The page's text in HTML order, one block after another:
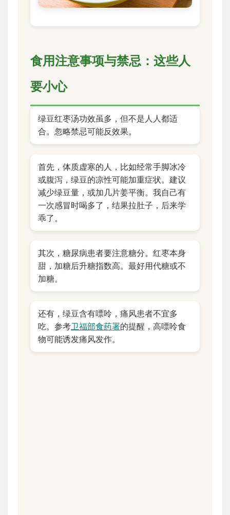
食用注意事项与禁忌：这些人
要小心
绿豆红枣汤功效虽多，但不是人人都适
合。忽略禁忌可能反效果。
首先，体质虚寒的人，比如经常手脚冰冷
或腹泻，绿豆的凉性可能加重症状。建议
减少绿豆量，或加几片姜平衡。我自己有
一次感冒时喝多了，结果拉肚子，后来学
乖了。
其次，糖尿病患者要注意糖分。红枣本身
甜，加糖后升糖指数高。最好用代糖或不
加糖。
还有，绿豆含有嘌呤，痛风患者不宜多
吃。参考卫福部食药署的提醒，高嘌呤食
物可能诱发痛风发作。